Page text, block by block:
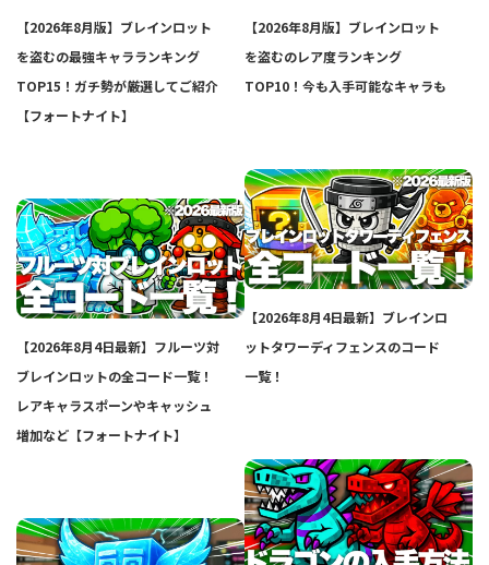
【2026年8月版】ブレインロット
を盗むの最強キャラランキング
TOP15！ガチ勢が厳選してご紹介
【フォートナイト】
【2026年8月4日最新】フルーツ対
ブレインロットの全コード一覧！
レアキャラスポーンやキャッシュ
増加など【フォートナイト】
【2026年8月版】ブレインロット
を盗むのレア度ランキング
TOP10！今も入手可能なキャラも
【2026年8月4日最新】ブレインロ
ットタワーディフェンスのコード
一覧！